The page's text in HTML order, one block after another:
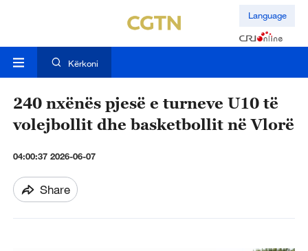
Language
Kërkoni
240 nxënës pjesë e turneve U10 të
volejbollit dhe basketbollit në Vlorë
04:00:37 2026-06-07
Share